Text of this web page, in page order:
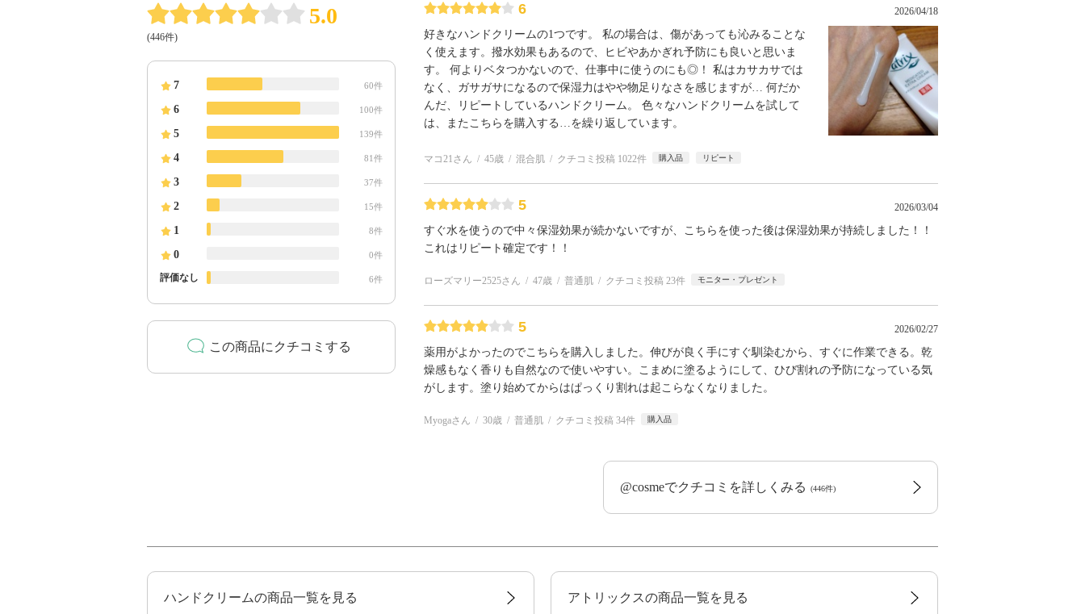
5.0
(446件)
7 60件
6 100件
5 139件
4 81件
3 37件
2 15件
1 8件
0 0件
評価なし 6件
この商品にクチコミする
6 2026/04/18
好きなハンドクリームの1つです。 私の場合は、傷があっても沁みることな
く使えます。撥水効果もあるので、ヒビやあかぎれ予防にも良いと思いま
す。 何よりベタつかないので、仕事中に使うのにも◎！ 私はカサカサでは
なく、ガサガサになるので保湿力はやや物足りなさを感じますが… 何だか
んだ、リピートしているハンドクリーム。 色々なハンドクリームを試して
は、またこちらを購入する…を繰り返しています。
マコ21さん 45歳 混合肌 クチコミ投稿 1022件 購入品 リピート
5 2026/03/04
すぐ水を使うので中々保湿効果が続かないですが、こちらを使った後は保湿効果が持続しました！！
これはリピート確定です！！
ローズマリー2525さん 47歳 普通肌 クチコミ投稿 23件 モニター・プレゼント
5 2026/02/27
薬用がよかったのでこちらを購入しました。伸びが良く手にすぐ馴染むから、すぐに作業できる。乾
燥感もなく香りも自然なので使いやすい。こまめに塗るようにして、ひび割れの予防になっている気
がします。塗り始めてからはぱっくり割れは起こらなくなりました。
Myogaさん 30歳 普通肌 クチコミ投稿 34件 購入品
@cosmeでクチコミを詳しくみる (446件)
ハンドクリームの商品一覧を見る アトリックスの商品一覧を見る